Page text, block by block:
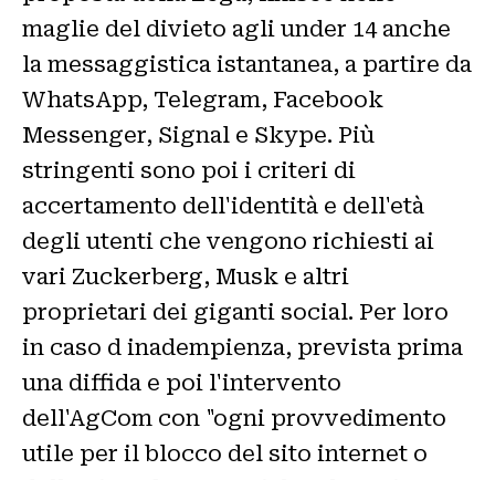
maglie del divieto agli under 14 anche
la messaggistica istantanea, a partire da
WhatsApp, Telegram, Facebook
Messenger, Signal e Skype. Più
stringenti sono poi i criteri di
accertamento dell'identità e dell'età
degli utenti che vengono richiesti ai
vari Zuckerberg, Musk e altri
proprietari dei giganti social. Per loro
in caso d inadempienza, prevista prima
una diffida e poi l'intervento
dell'AgCom con "ogni provvedimento
utile per il blocco del sito internet o